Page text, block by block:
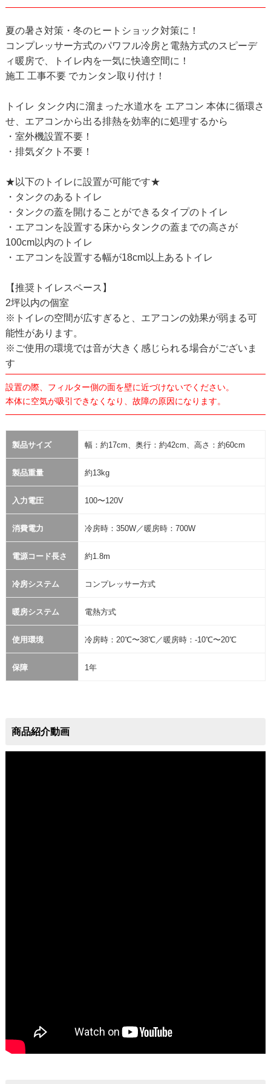
夏の暑さ対策・冬のヒートショック対策に！
コンプレッサー方式のパワフル冷房と電熱方式のスピーデ
ィ暖房で、トイレ内を一気に快適空間に！
施工 工事不要 でカンタン取り付け！
トイレ タンク内に溜まった水道水を エアコン 本体に循環さ
せ、エアコンから出る排熱を効率的に処理するから
・室外機設置不要！
・排気ダクト不要！
★以下のトイレに設置が可能です★
・タンクのあるトイレ
・タンクの蓋を開けることができるタイプのトイレ
・エアコンを設置する床からタンクの蓋までの高さが
100cm以内のトイレ
・エアコンを設置する幅が18cm以上あるトイレ
【推奨トイレスペース】
2坪以内の個室
※トイレの空間が広すぎると、エアコンの効果が弱まる可
能性があります。
※ご使用の環境では音が大きく感じられる場合がございま
す
設置の際、フィルター側の面を壁に近づけないでください。
本体に空気が吸引できなくなり、故障の原因になります。
製品サイズ 幅：約17cm、奥行：約42cm、高さ：約60cm
製品重量 約13kg
入力電圧 100〜120V
消費電力 冷房時：350W／暖房時：700W
電源コード長さ 約1.8m
冷房システム コンプレッサー方式
暖房システム 電熱方式
使用環境 冷房時：20℃〜38℃／暖房時：-10℃〜20℃
保障 1年
商品紹介動画